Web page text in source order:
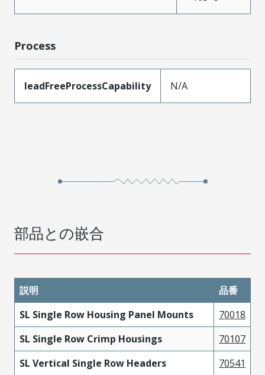
Process
leadFreeProcessCapability N/A
部品との嵌合
説明
品番
SL Single Row Housing Panel Mounts
70018
SL Single Row Crimp Housings
70107
SL Vertical Single Row Headers
70541